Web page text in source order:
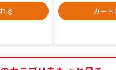
る
カート